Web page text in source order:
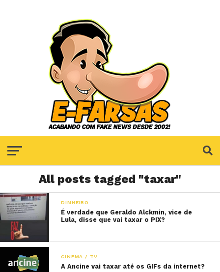
All posts tagged "taxar"
DINHEIRO
É verdade que Geraldo Alckmin, vice de
Lula, disse que vai taxar o PIX?
CINEMA / TV
A Ancine vai taxar até os GIFs da internet?